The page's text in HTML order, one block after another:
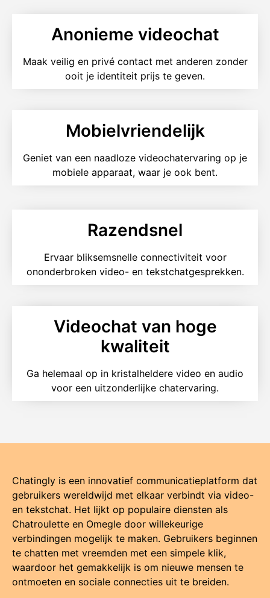
Anonieme videochat
Maak veilig en privé contact met anderen zonder
ooit je identiteit prijs te geven.
Mobielvriendelijk
Geniet van een naadloze videochatervaring op je
mobiele apparaat, waar je ook bent.
Razendsnel
Ervaar bliksemsnelle connectiviteit voor
ononderbroken video- en tekstchatgesprekken.
Videochat van hoge
kwaliteit
Ga helemaal op in kristalheldere video en audio
voor een uitzonderlijke chatervaring.
Chatingly is een innovatief communicatieplatform dat
gebruikers wereldwijd met elkaar verbindt via video-
en tekstchat. Het lijkt op populaire diensten als
Chatroulette en Omegle door willekeurige
verbindingen mogelijk te maken. Gebruikers beginnen
te chatten met vreemden met een simpele klik,
waardoor het gemakkelijk is om nieuwe mensen te
ontmoeten en sociale connecties uit te breiden.